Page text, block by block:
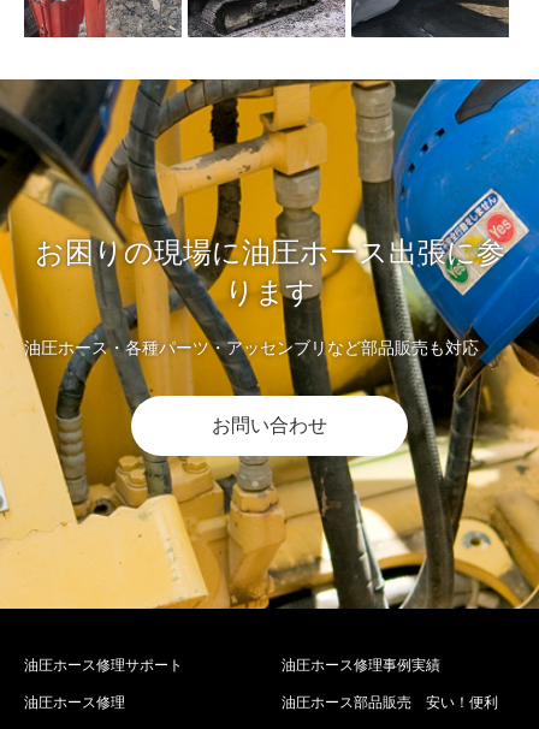
お困りの現場に油圧ホース出張に参
ります
油圧ホース・各種パーツ・アッセンブリなど部品販売も対応
お問い合わせ
油圧ホース修理サポート
油圧ホース修理
油圧ホース修理事例実績
油圧ホース部品販売 安い！便利